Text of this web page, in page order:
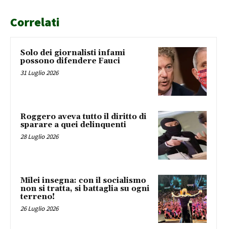
Correlati
Solo dei giornalisti infami
possono difendere Fauci
31 Luglio 2026
Roggero aveva tutto il diritto di
sparare a quei delinquenti
28 Luglio 2026
Milei insegna: con il socialismo
non si tratta, si battaglia su ogni
terreno!
26 Luglio 2026